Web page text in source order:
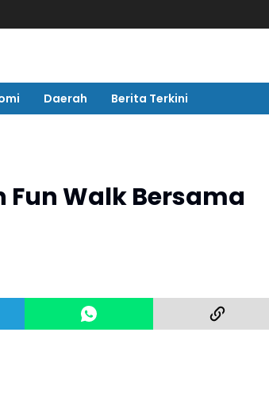
Daerah Berita Terkini
Walk Bersama